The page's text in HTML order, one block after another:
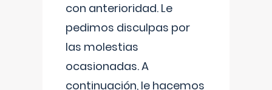
con anterioridad. Le
pedimos disculpas por
las molestias
ocasionadas. A
continuación, le hacemos